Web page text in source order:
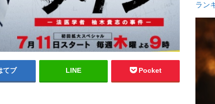
てブ LINE Pocket
ラン